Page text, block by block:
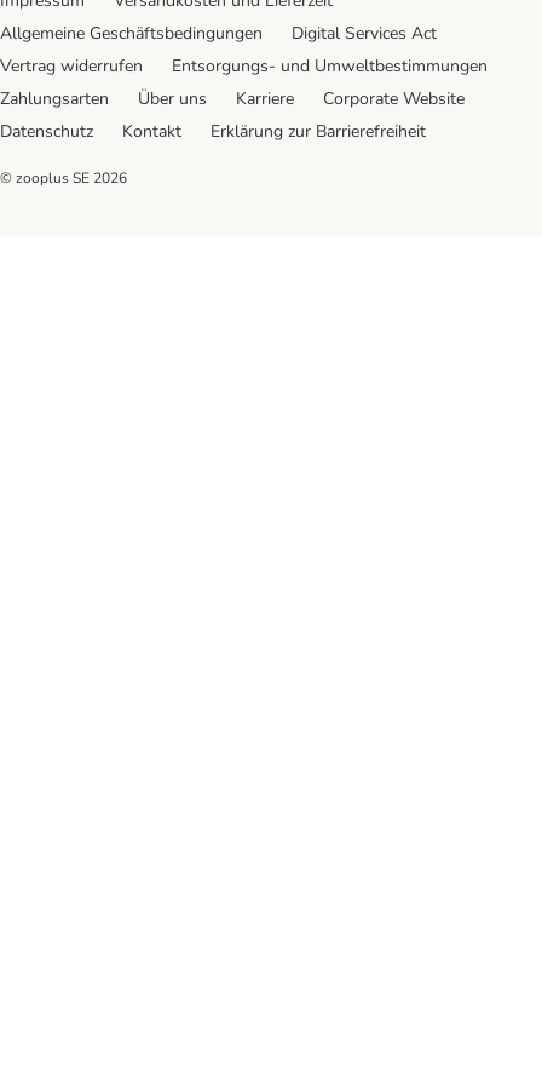
Allgemeine Geschäftsbedingungen
Digital Services Act
Vertrag widerrufen
Entsorgungs- und Umweltbestimmungen
Zahlungsarten
Über uns Karriere
Corporate Website
Datenschutz
Kontakt Erklärung zur Barrierefreiheit
© zooplus SE 2026